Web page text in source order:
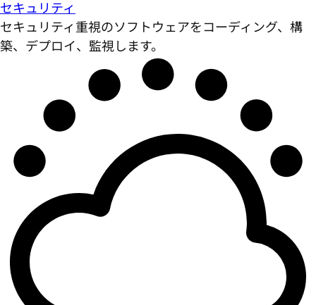
セキュリティ
セキュリティ重視のソフトウェアをコーディング、構
築、デプロイ、監視します。